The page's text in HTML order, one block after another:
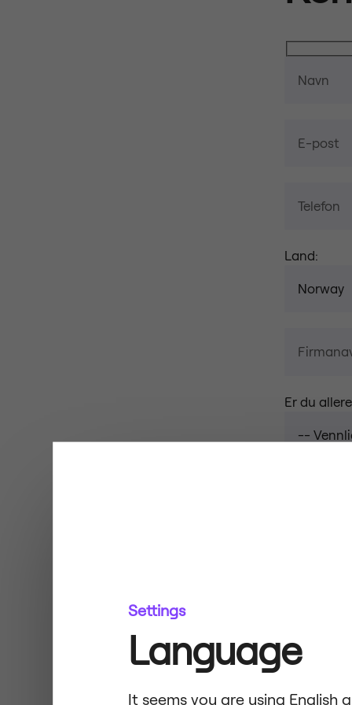
Land:
Er du
Settings
Language
It seems you are using English
Det verkar som att du surfar